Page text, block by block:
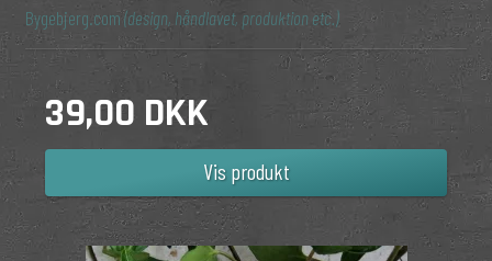
Bygebjerg.com(design, håndlavet, produktion etc.)
39,00 DKK
Vis produkt